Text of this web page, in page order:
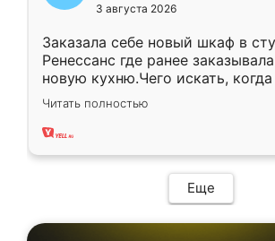
3 августа 2026
Заказала себе новый шкаф в
Ренессанс где ранее
новую кухню.Чего искать,
вполне довольна. Служит кухня
два года, нареканий нет.
Читать полностью
Еще